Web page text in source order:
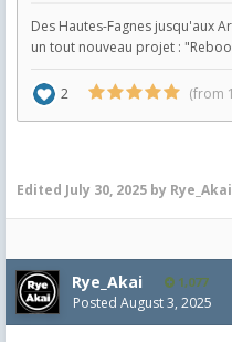
Edited July 30, 2025 by Rye_Akai
Rye_Akai 1,077
Posted August 3, 2025